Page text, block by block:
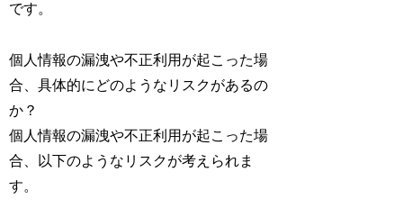
です。
個人情報の漏洩や不正利用が起こった場
合、具体的にどのようなリスクがあるの
か？
個人情報の漏洩や不正利用が起こった場
合、以下のようなリスクが考えられま
す。